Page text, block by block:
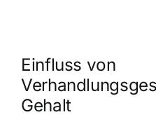
Einfluss von
Gehalt